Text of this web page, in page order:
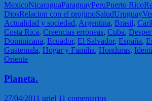
MexicoNicaraguaParaguayPeruPuerto Rico
DiosRelacion con el projimoSaludUruguay
Actualidad y sociedad, Argentina, Brasil,
Costa Rica, Creencias erroneas, Cuba,
Dominicana, Ecuador, El Salvador, España,
Guatemala, Hogar y Familia, Honduras,
Oriente
Planeta.
27/04/2011 uriel 11 comentarios